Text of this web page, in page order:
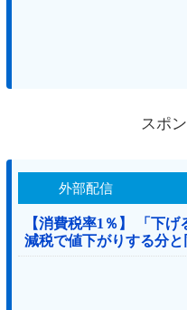
スポ
外部配信
【消費税率1％】 「下
減税で値下がりする分
価格を変えない店も